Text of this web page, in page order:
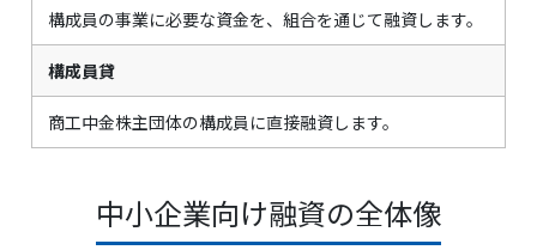
構成員の事業に必要な資金を、組合を通じて融資します。
構成員貸
商工中金株主団体の構成員に直接融資します。
中小企業向け融資の全体像